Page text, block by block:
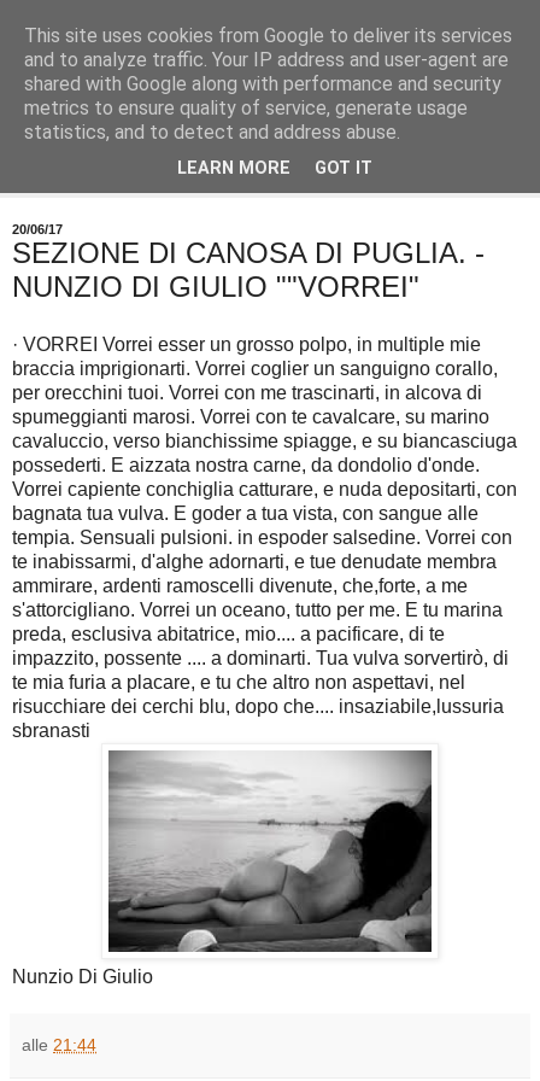
20/06/17
SEZIONE DI CANOSA DI PUGLIA. -
NUNZIO DI GIULIO ""VORREI"
· VORREI Vorrei esser un grosso polpo, in multiple mie
braccia imprigionarti. Vorrei coglier un sanguigno corallo,
per orecchini tuoi. Vorrei con me trascinarti, in alcova di
spumeggianti marosi. Vorrei con te cavalcare, su marino
cavaluccio, verso bianchissime spiagge, e su biancasciuga
possederti. E aizzata nostra carne, da dondolio d'onde.
Vorrei capiente conchiglia catturare, e nuda depositarti, con
bagnata tua vulva. E goder a tua vista, con sangue alle
tempia. Sensuali pulsioni. in espoder salsedine. Vorrei con
te inabissarmi, d'alghe adornarti, e tue denudate membra
ammirare, ardenti ramoscelli divenute, che,forte, a me
s'attorcigliano. Vorrei un oceano, tutto per me. E tu marina
preda, esclusiva abitatrice, mio.... a pacificare, di te
impazzito, possente .... a dominarti. Tua vulva sorvertirò, di
te mia furia a placare, e tu che altro non aspettavi, nel
risucchiare dei cerchi blu, dopo che.... insaziabile,lussuria
sbranasti
Nunzio Di Giulio
alle 21:44
This site uses cookies from Google to deliver its services
and to analyze traffic. Your IP address and user-agent are
shared with Google along with performance and security
metrics to ensure quality of service, generate usage
statistics, and to detect and address abuse.
LEARN MORE GOT IT